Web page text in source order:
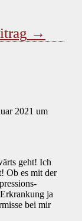
→
2021 um
geht! Ich
Ob es mit der
ja
bei mir